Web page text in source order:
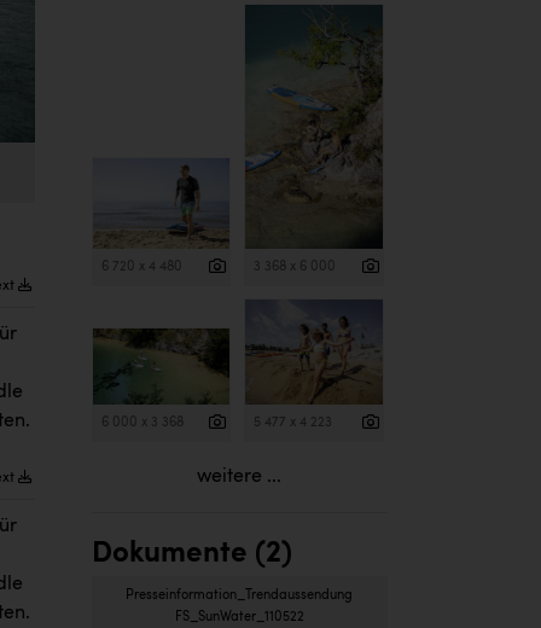
6 720 x 4 480 3 368 x 6 000
6 000 x 3 368 5 477 x 4 223
weitere ...
Dokumente (2)
Presseinformation_Trendaussendung
FS_SunWater_110522